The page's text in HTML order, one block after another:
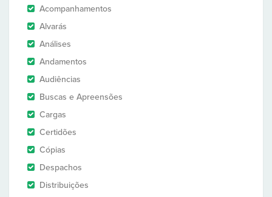
Acompanhamentos
Alvarás
Análises
Andamentos
Audiências
Buscas e Apreensões
Cargas
Certidões
Cópias
Despachos
Distribuições